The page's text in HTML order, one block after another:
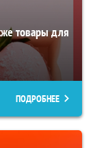
товары для
ПОДРОБНЕЕ